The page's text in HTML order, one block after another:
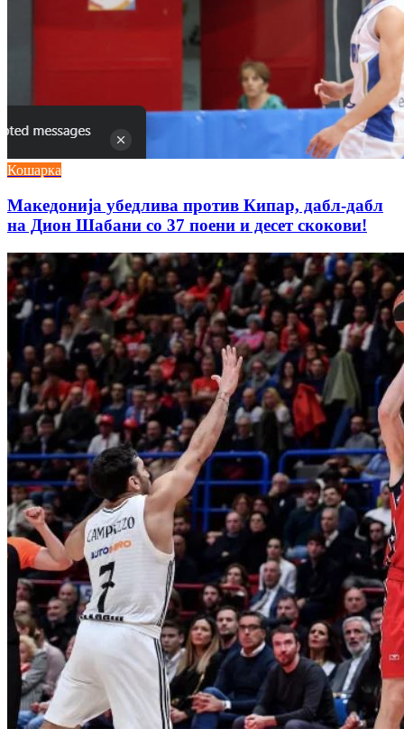
Кошарка
Македонија убедлива против Кипар, дабл-дабл
на Дион Шабани со 37 поени и десет скокови!